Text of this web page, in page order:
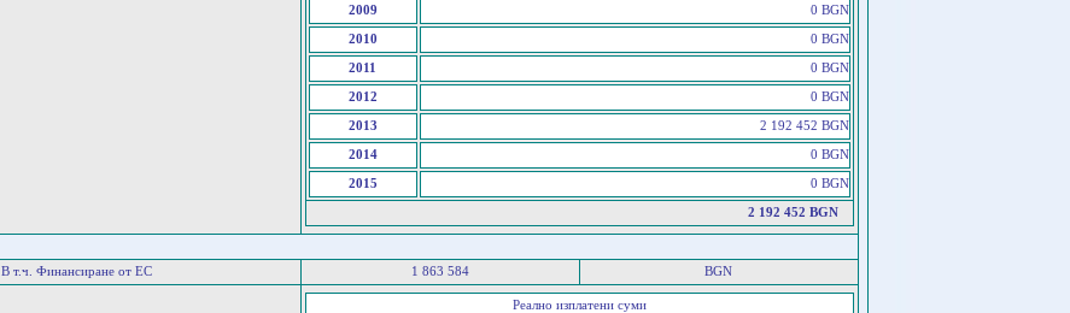
2009 0 BGN
2010 0 BGN
2011 0 BGN
2012 0 BGN
2013 2 192 452 BGN
2014 0 BGN
2015 0 BGN
2 192 452 BGN
В т.ч. Финансиране от ЕС 1 863 584 BGN
Реално изплатени суми